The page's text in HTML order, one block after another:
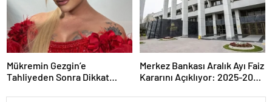
Mükremin Gezgin’e
Tahliyeden Sonra Dikkat
Merkez Bankası Aralık Ayı Faiz
Kararını Açıklıyor: 2025-2026